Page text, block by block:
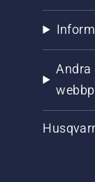
Andra